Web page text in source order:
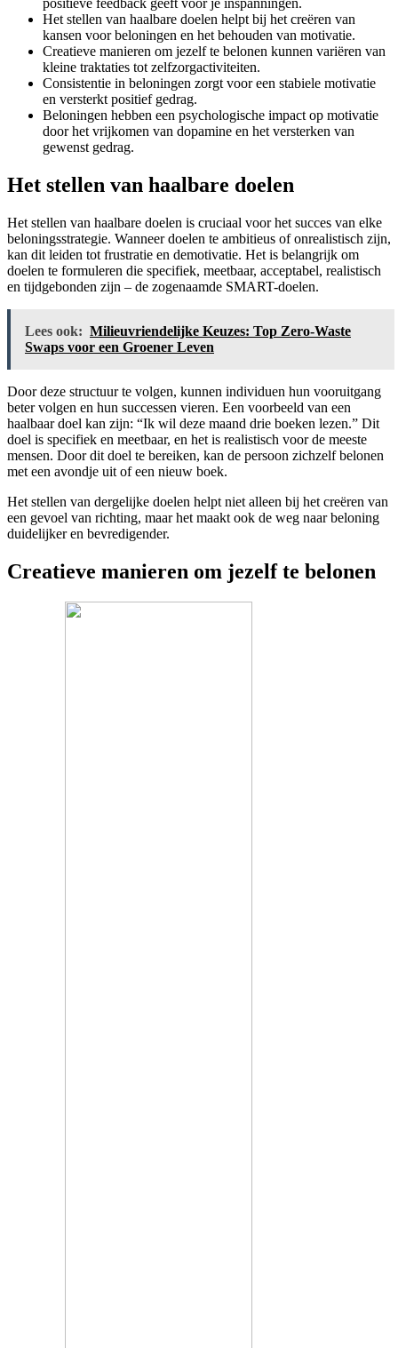
positieve feedback geeft voor je inspanningen.
Het stellen van haalbare doelen helpt bij het creëren van
kansen voor beloningen en het behouden van motivatie.
Creatieve manieren om jezelf te belonen kunnen variëren van
kleine traktaties tot zelfzorgactiviteiten.
Consistentie in beloningen zorgt voor een stabiele motivatie
en versterkt positief gedrag.
Beloningen hebben een psychologische impact op motivatie
door het vrijkomen van dopamine en het versterken van
gewenst gedrag.
Het stellen van haalbare doelen
Het stellen van haalbare doelen is cruciaal voor het succes van elke
beloningsstrategie. Wanneer doelen te ambitieus of onrealistisch zijn,
kan dit leiden tot frustratie en demotivatie. Het is belangrijk om
doelen te formuleren die specifiek, meetbaar, acceptabel, realistisch
en tijdgebonden zijn – de zogenaamde SMART-doelen.
Lees ook: Milieuvriendelijke Keuzes: Top Zero-Waste
Swaps voor een Groener Leven
Door deze structuur te volgen, kunnen individuen hun vooruitgang
beter volgen en hun successen vieren. Een voorbeeld van een
haalbaar doel kan zijn: “Ik wil deze maand drie boeken lezen.” Dit
doel is specifiek en meetbaar, en het is realistisch voor de meeste
mensen. Door dit doel te bereiken, kan de persoon zichzelf belonen
met een avondje uit of een nieuw boek.
Het stellen van dergelijke doelen helpt niet alleen bij het creëren van
een gevoel van richting, maar het maakt ook de weg naar beloning
duidelijker en bevredigender.
Creatieve manieren om jezelf te belonen